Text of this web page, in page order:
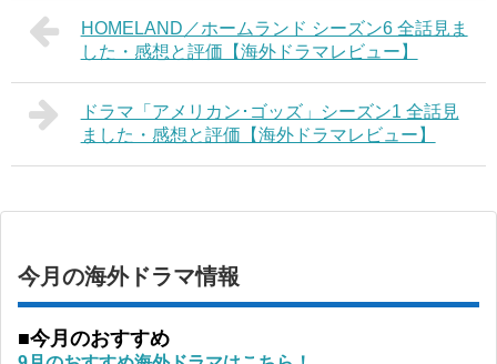
HOMELAND／ホームランド シーズン6 全話見ま
した・感想と評価【海外ドラマレビュー】
ドラマ「アメリカン･ゴッズ」シーズン1 全話見
ました・感想と評価【海外ドラマレビュー】
今月の海外ドラマ情報
■今月のおすすめ